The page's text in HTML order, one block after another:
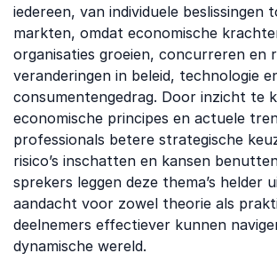
iedereen, van individuele beslissingen
markten, omdat economische
organisaties groeien, concurreren en
veranderingen in beleid, technologie
consumentengedrag. Door inzicht te
economische principes en actuele
professionals betere strategische
risico’s inschatten en kansen
sprekers leggen deze thema’s helder
aandacht voor zowel theorie als
deelnemers effectiever kunnen
dynamische wereld.